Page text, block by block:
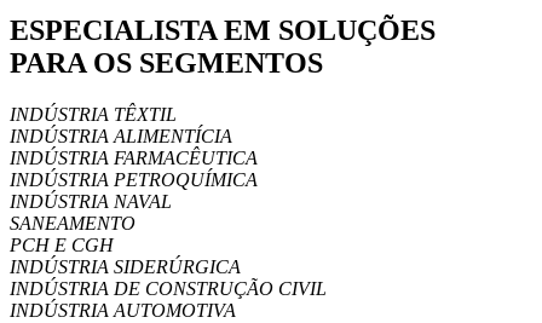
ESPECIALISTA EM SOLUÇÕES
PARA OS SEGMENTOS
INDÚSTRIA TÊXTIL
INDÚSTRIA ALIMENTÍCIA
INDÚSTRIA FARMACÊUTICA
INDÚSTRIA PETROQUÍMICA
INDÚSTRIA NAVAL
SANEAMENTO
PCH E CGH
INDÚSTRIA SIDERÚRGICA
INDÚSTRIA DE CONSTRUÇÃO CIVIL
INDÚSTRIA AUTOMOTIVA